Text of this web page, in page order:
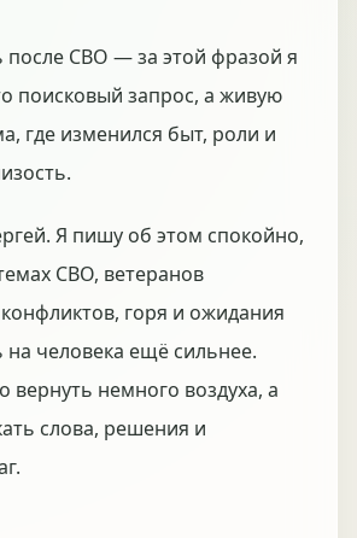
после СВО — за этой фразой я
поисковый запрос, а живую
где изменился быт, роли и
Я пишу об этом спокойно,
СВО, ветеранов
горя и ожидания
на человека ещё сильнее.
вернуть немного воздуха, а
слова, решения и